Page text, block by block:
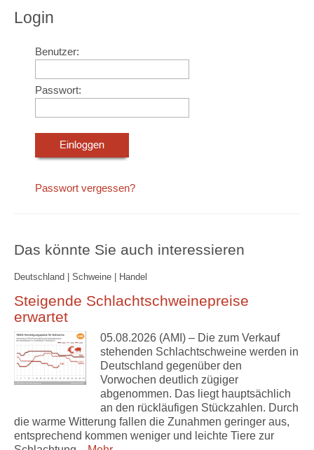
Login
Benutzer:
Passwort:
Passwort vergessen?
Das könnte Sie auch interessieren
Deutschland | Schweine | Handel
Steigende Schlachtschweinepreise
erwartet
05.08.2026 (AMI) – Die zum Verkauf
stehenden Schlachtschweine werden in
Deutschland gegenüber den
Vorwochen deutlich zügiger
abgenommen. Das liegt hauptsächlich
an den rückläufigen Stückzahlen. Durch
die warme Witterung fallen die Zunahmen geringer aus,
entsprechend kommen weniger und leichte Tiere zur